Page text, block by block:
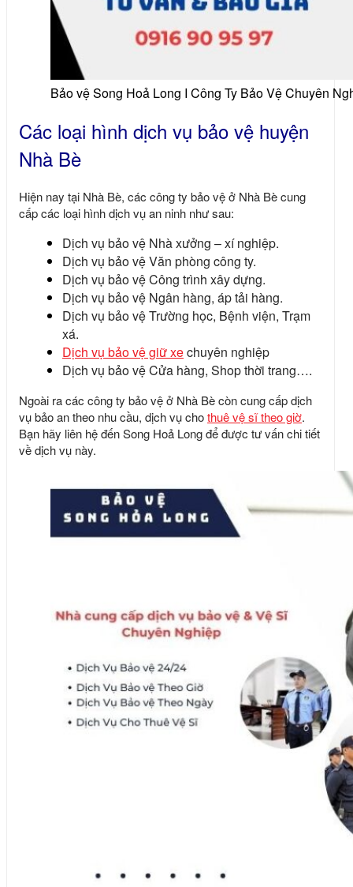
Bảo vệ Song Hoả Long I Công Ty Bảo Vệ Chuyên
Các loại hình dịch vụ bảo vệ huyện
Nhà Bè
Hiện nay tại Nhà Bè, các công ty bảo vệ ở Nhà Bè cung
cấp các loại hình dịch vụ an ninh như sau:
Dịch vụ bảo vệ Nhà xưởng – xí nghiệp.
Dịch vụ bảo vệ Văn phòng công ty.
Dịch vụ bảo vệ Công trình xây dựng.
Dịch vụ bảo vệ Ngân hàng, áp tải hàng.
Dịch vụ bảo vệ Trường học, Bệnh viện, Trạm
xá.
Dịch vụ bảo vệ giữ xechuyên nghiệp
Dịch vụ bảo vệ Cửa hàng, Shop thời trang….
Ngoài ra các công ty bảo vệ ở Nhà Bè còn cung cấp dịch
vụ bảo an theo nhu cầu, dịch vụ chothuê vệ sĩ theo giờ.
Bạn hãy liên hệ đến Song Hoả Long để được tư vấn chi tiết
về dịch vụ này.